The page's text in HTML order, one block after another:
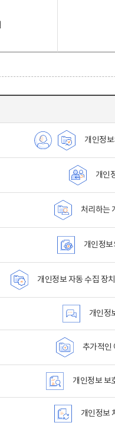
개인정
개인
처리하는
개인정보
개인정보 자동 수집 장
개인정
추가적인
개인정보 보
개인정보